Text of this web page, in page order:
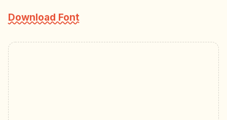
Download Font